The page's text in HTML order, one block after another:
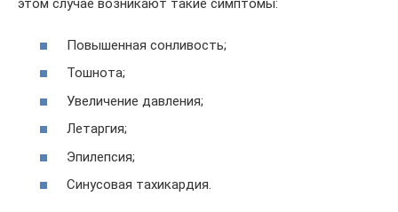
этом случае возникают такие симптомы:
Повышенная сонливость;
Тошнота;
Увеличение давления;
Летаргия;
Эпилепсия;
Синусовая тахикардия.